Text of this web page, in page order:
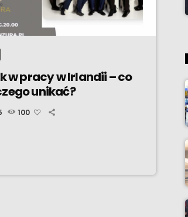
w pracy w Irlandii – co
unikać?
100